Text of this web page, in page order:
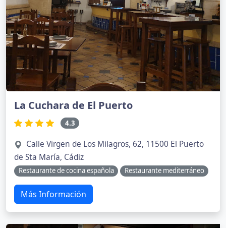
La Cuchara de El Puerto
4.3
Calle Virgen de Los Milagros, 62, 11500 El Puerto
de Sta María, Cádiz
Restaurante de cocina española Restaurante mediterráneo
Más Información